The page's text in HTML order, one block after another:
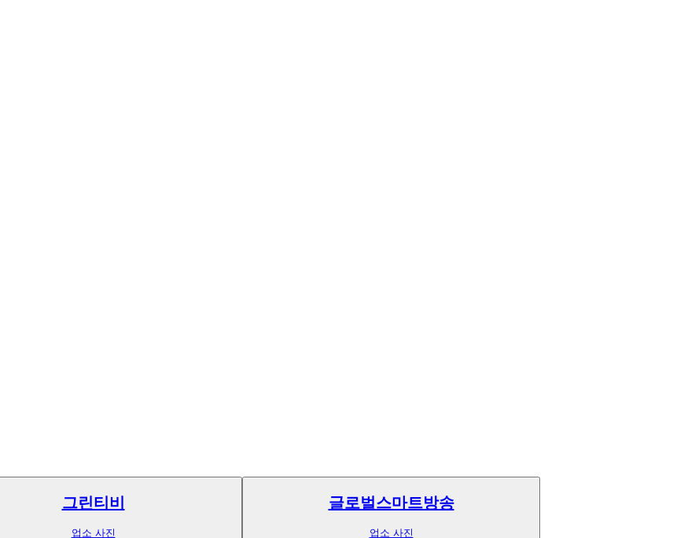
그린티비
업소 사진
글로벌스마트방송
업소 사진